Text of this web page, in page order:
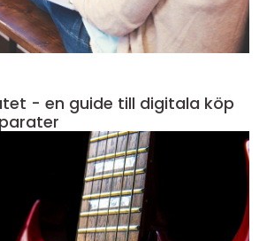
- en guide till digitala köp